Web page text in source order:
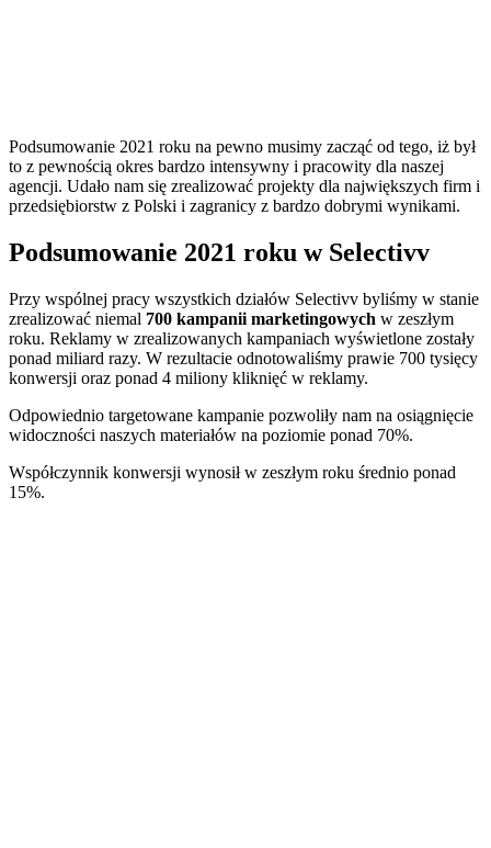
Podsumowanie 2021 roku na pewno musimy zacząć od tego, iż był
to z pewnością okres bardzo intensywny i pracowity dla naszej
agencji. Udało nam się zrealizować projekty dla największych firm i
przedsiębiorstw z Polski i zagranicy z bardzo dobrymi wynikami.
Podsumowanie 2021 roku w Selectivv
Przy wspólnej pracy wszystkich działów Selectivv byliśmy w stanie
zrealizować niemal 700 kampanii marketingowych w zeszłym
roku. Reklamy w zrealizowanych kampaniach wyświetlone zostały
ponad miliard razy. W rezultacie odnotowaliśmy prawie 700 tysięcy
konwersji oraz ponad 4 miliony kliknięć w reklamy.
Odpowiednio targetowane kampanie pozwoliły nam na osiągnięcie
widoczności naszych materiałów na poziomie ponad 70%.
Współczynnik konwersji wynosił w zeszłym roku średnio ponad
15%.